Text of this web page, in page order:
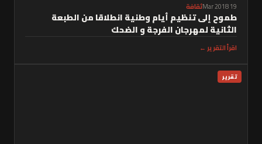
19 Mar 2018 ثقافة
طموح إلى تنظيم أيام وطنية انطلاقا من الطبعة
الثانية لمهرجان الفرجة و الضحك
اقرأ التقرير ←
تقرير